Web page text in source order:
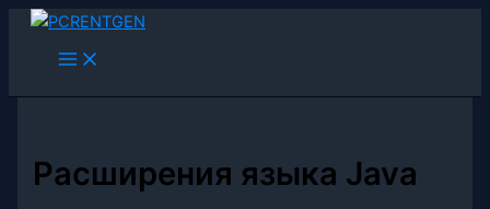
Перейти
Расширения языка Java